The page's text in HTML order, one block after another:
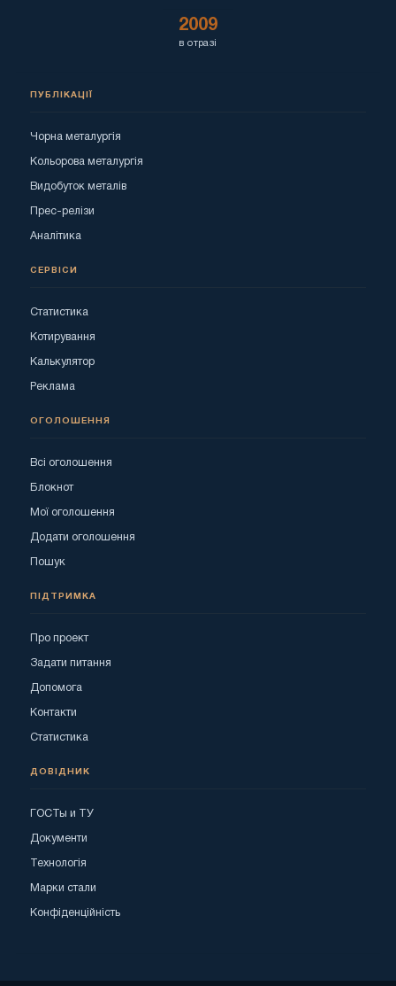
2009
в отразі
ПУБЛІКАЦІЇ
Чорна металургія
Кольорова металургія
Видобуток металів
Прес-релізи
Аналітика
СЕРВІСИ
Статистика
Котирування
Калькулятор
Реклама
ОГОЛОШЕННЯ
Всі оголошення
Блокнот
Мої оголошення
Додати оголошення
Пошук
ПІДТРИМКА
Про проект
Задати питання
Допомога
Контакти
Статистика
ДОВІДНИК
ГОСТы и ТУ
Документи
Технологія
Марки стали
Конфіденційність